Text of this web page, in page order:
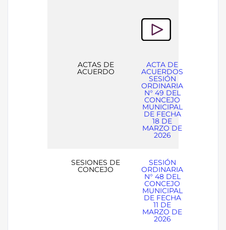
ACTAS DE
ACUERDO
ACTA DE
ACUERDOS
SESIÓN
ORDINARIA
N° 49 DEL
CONCEJO
MUNICIPAL
DE FECHA
18 DE
MARZO DE
2026
SESIONES DE
CONCEJO
SESIÓN
ORDINARIA
N° 48 DEL
CONCEJO
MUNICIPAL
DE FECHA
11 DE
MARZO DE
2026